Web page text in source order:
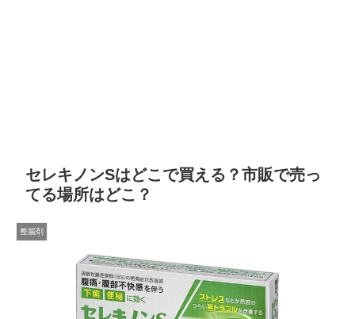
セレキノンSはどこで買える？市販で売っ
てる場所はどこ？
整腸剤